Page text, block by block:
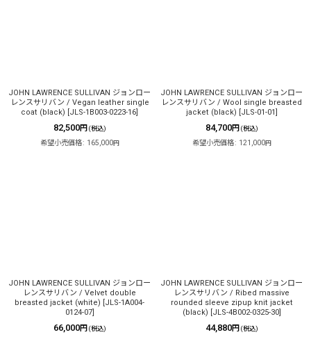
絞り込む
JOHN LAWRENCE SULLIVAN ジョンロー
レンスサリバン / Vegan leather single
coat (black)
JLS-1B003-0223-16
82,500円 (税込)
希望小売価格: 165,000円
JOHN LAWRENCE SULLIVAN ジョンロー
レンスサリバン / Wool single breasted
jacket (black)
JLS-01-01
84,700円 (税込)
希望小売価格: 121,000円
JOHN LAWRENCE SULLIVAN ジョンロー
レンスサリバン / Velvet double
breasted jacket (white)
JLS-1A004-
0124-07]
66,000円 (税込)
JOHN LAWRENCE SULLIVAN ジョンロー
レンスサリバン / Ribed massive
rounded sleeve zipup knit jacket
(black)
JLS-4B002-0325-30]
44,880円 (税込)